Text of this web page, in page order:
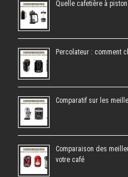
Quelle cafetière à
Percolateur : comment
Comparatif sur les
Comparaison des
votre café